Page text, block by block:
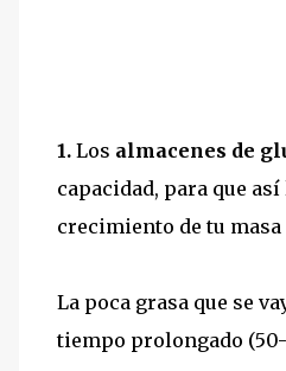
1. Los almacenes de
capacidad, para que
crecimiento de tu
La poca grasa que se
tiempo prolongado